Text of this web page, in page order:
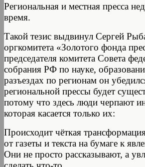
Региональная и местная пресса
время.
Такой тезис выдвинул Сергей
оргкомитета «Золотого фонда
председателя комитета Совета
собрания РФ по науке,
разъездах по регионам он
региональной прессы будет
потому что здесь люди черпают
которая касается только их:
Происходит чёткая
от газеты и текста на бумаге к
Они не просто рассказывают, а